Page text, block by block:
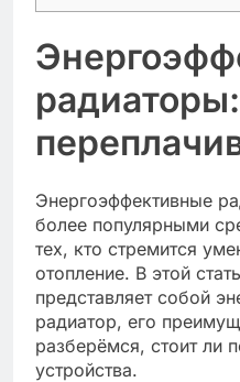
Энергоэффективные
более популярными
тех, кто стремится
отопление. В этой
представляет собой
радиатор, его
разберёмся, стоит ли
устройства.